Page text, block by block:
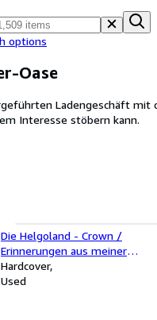
options
Oase
Ladengeschäft mit
Interesse stöbern kann.
Die Helgoland - Crown /
Erinnerungen aus meiner
dreijährigen Militär Dienstzeit (
1914 -1917) als Matrose an
Hardcover
Used